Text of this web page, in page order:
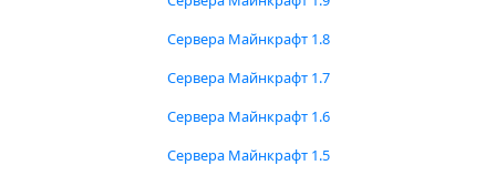
Сервера Майнкрафт 1.8
Сервера Майнкрафт 1.7
Сервера Майнкрафт 1.6
Сервера Майнкрафт 1.5